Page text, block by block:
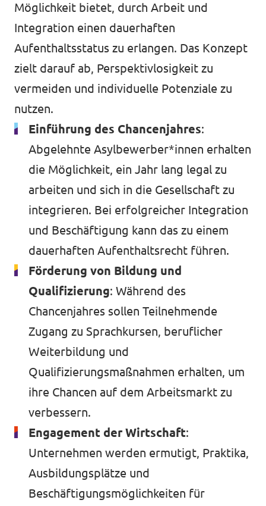
Möglichkeit bietet, durch Arbeit und
Integration einen dauerhaften
Aufenthaltsstatus zu erlangen. Das Konzept
zielt darauf ab, Perspektivlosigkeit zu
vermeiden und individuelle Potenziale zu
nutzen.
Einführung des Chancenjahres:
Abgelehnte Asylbewerber*innen erhalten
die Möglichkeit, ein Jahr lang legal zu
arbeiten und sich in die Gesellschaft zu
integrieren. Bei erfolgreicher Integration
und Beschäftigung kann das zu einem
dauerhaften Aufenthaltsrecht führen.
Förderung von Bildung und
Qualifizierung: Während des
Chancenjahres sollen Teilnehmende
Zugang zu Sprachkursen, beruflicher
Weiterbildung und
Qualifizierungsmaßnahmen erhalten, um
ihre Chancen auf dem Arbeitsmarkt zu
verbessern.
Engagement der Wirtschaft:
Unternehmen werden ermutigt, Praktika,
Ausbildungsplätze und
Beschäftigungsmöglichkeiten für